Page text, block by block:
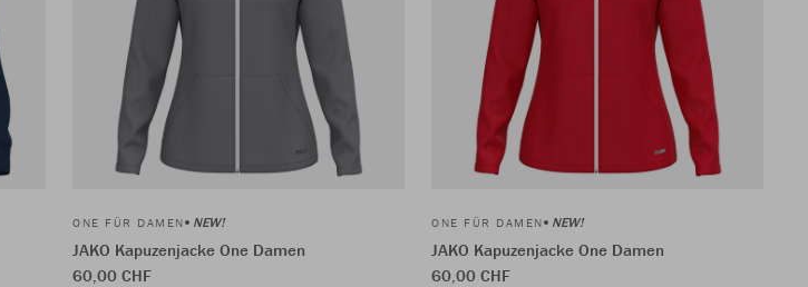
ONE FÜR DAMEN NEW!
JAKO Kapuzenjacke One Damen
60,00 CHF
ONE FÜR DAMEN NEW!
JAKO Kapuzenjacke One Damen
60,00 CHF